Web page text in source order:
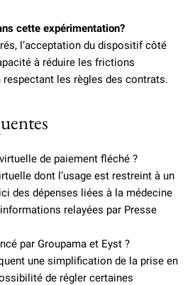
cette expérimentation?
l’acceptation du dispositif côté
à réduire les frictions
les règles des contrats.
de paiement fléché ?
dont l’usage est restreint à un
des dépenses liées à la médecine
relayées par Presse
par Groupama et Eyst ?
une simplification de la prise en
de régler certaines